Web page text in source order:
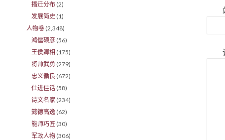
播迁分布 (2)
发展简史 (1)
人物卷 (2,348)
鸿儒硕彦 (56)
王侯卿相 (175)
将帅武勇 (279)
忠义循良 (672)
仕进佳话 (58)
诗文名家 (234)
懿德高逸 (62)
能师巧匠 (30)
军政人物 (306)